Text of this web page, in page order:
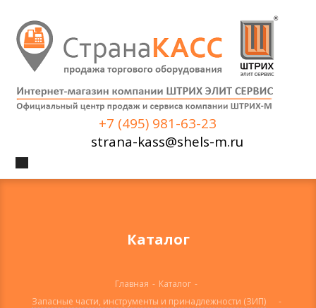
+7 (495) 981-63-23
strana-kass@shels-m.ru
Каталог
Главная - Каталог -
Запасные части, инструменты и принадлежности (ЗИП)
-